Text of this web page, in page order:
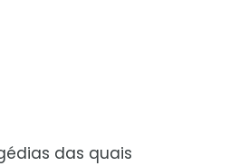
das quais